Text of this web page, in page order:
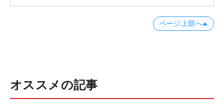
ページ上部へ
オススメの記事